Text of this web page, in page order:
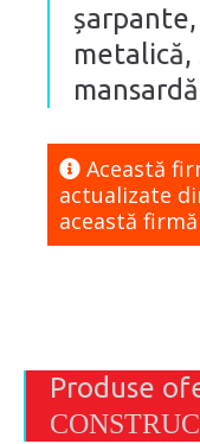
metalică,
Această
actualizate
această firmă
Produse